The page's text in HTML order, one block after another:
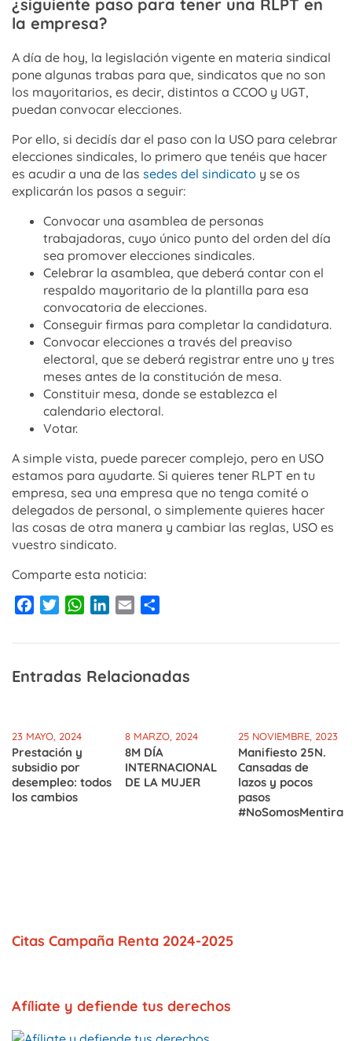
¿siguiente paso para tener una RLPT en
la empresa?
A día de hoy, la legislación vigente en materia sindical
pone algunas trabas para que, sindicatos que no son
los mayoritarios, es decir, distintos a CCOO y UGT,
puedan convocar elecciones.
Por ello, si decidís dar el paso con la USO para celebrar
elecciones sindicales, lo primero que tenéis que hacer
es acudir a una de las sedes del sindicato y se os
explicarán los pasos a seguir:
Convocar una asamblea de personas
trabajadoras, cuyo único punto del orden del día
sea promover elecciones sindicales.
Celebrar la asamblea, que deberá contar con el
respaldo mayoritario de la plantilla para esa
convocatoria de elecciones.
Conseguir firmas para completar la candidatura.
Convocar elecciones a través del preaviso
electoral, que se deberá registrar entre uno y tres
meses antes de la constitución de mesa.
Constituir mesa, donde se establezca el
calendario electoral.
Votar.
A simple vista, puede parecer complejo, pero en USO
estamos para ayudarte. Si quieres tener RLPT en tu
empresa, sea una empresa que no tenga comité o
delegados de personal, o simplemente quieres hacer
las cosas de otra manera y cambiar las reglas, USO es
vuestro sindicato.
Comparte esta noticia:
Facebook
TwitterWhatsApp
LinkedIn
Email
Entradas Relacionadas
23 MAYO, 2024
Prestación y
subsidio por
desempleo: todos
los cambios
8 MARZO, 2024
8M DÍA
INTERNACIONAL
DE LA MUJER
25 NOVIEMBRE, 2023
Manifiesto 25N.
Cansadas de
lazos y pocos
pasos
#NoSomosMentira
Citas Campaña Renta 2024-2025
Afíliate y defiende tus derechos